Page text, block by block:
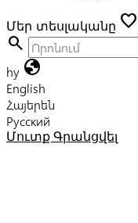
Մեր տեսլականը favorite
search
hy globe
English
Հայերեն
Русский
Մուտք Գրանցվել